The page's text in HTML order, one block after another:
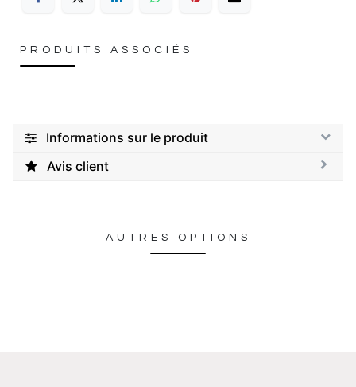
PRODUITS ASSOCIÉS
Informations sur le produit
Avis client
AUTRES OPTIONS